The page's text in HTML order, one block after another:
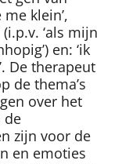
klein’,
‘als mijn
en: ‘ik
De therapeut
de thema’s
over het
de
zijn voor de
en emoties